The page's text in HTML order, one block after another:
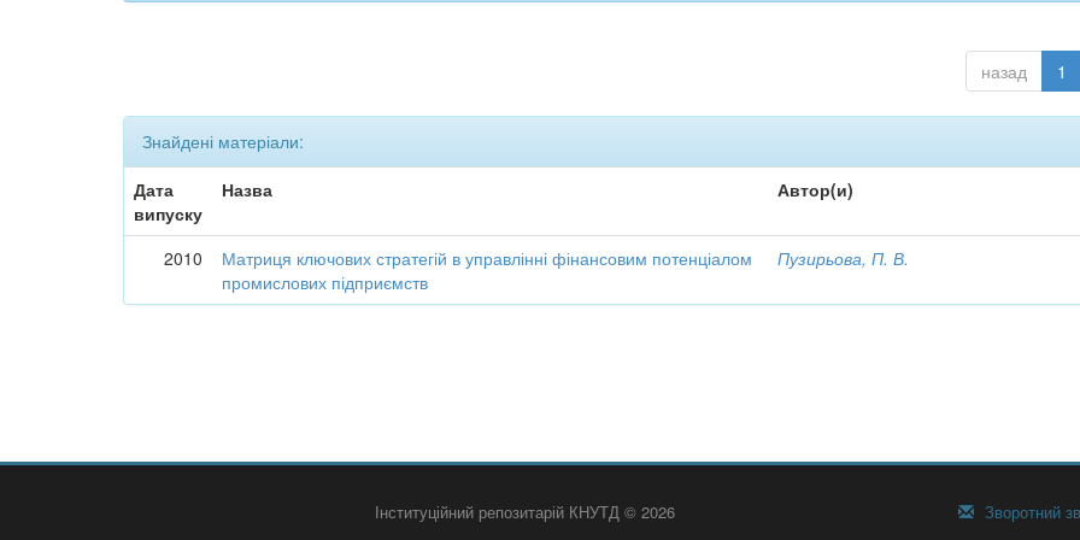
назад 1
Знайдені матеріали:
Дата
випуску
Назва Автор(и)
2010
Матриця ключових стратегій в управлінні фінансовим потенціалом
промислових підприємств
Пузирьова, П. В.
Інституційний репозитарій КНУТД © 2026 Зворотний